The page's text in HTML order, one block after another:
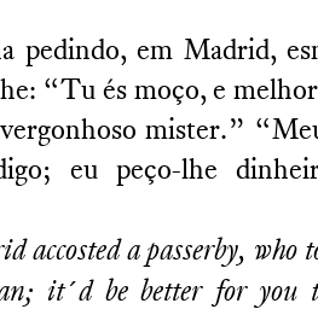
pedindo, em Madrid,
“Tu és moço, e
mister.”
eu peço-lhe
accosted a passerby,
it´d be better for you